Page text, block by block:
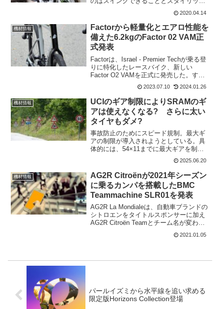
ュなこと。使わない時には、折りたため
るのも良い所だ。壁に穴をあけないとい
けないので、ちょっと設置場所は考えな
いといけない。...
2020.04.14
機材情報
Factorから軽量化とエアロ性能を
備えた6.2kgのFactor 02 VAM正
式発表
Factorは、Israel - Premier Techが乗る登
りに特化したレースバイク、新しい
Factor O2 VAMを正式に発売した。すで
にユーロバイクの展示で7月10日と予告。
さらにツール・ド・フランスでIsrael -
Prem...
2023.07.10 2024.01.26
機材情報
UCIのギア制限によりSRAMのギ
アは使えなくなる? さらに太い
タイヤもダメ?
事故防止のためにスピード規制。最大ギ
アの制限が導入されようとしている。具
体的には、54×11までに最大ギアを制限
しようとするものだ。UCIは、8月からレ
ースで実際にテスト。自転車競技の安全
性促進を任務とする独立組織SafeRが検
証するという...
2025.06.20
機材情報
AG2R Citroënが2021年シーズン
に乗るカンパを搭載したBMC
Teammachine SLR01を発表
AG2R La Mondialeは、自動車ブランドの
シトロエンをタイトルスポンサーに加え
AG2R Citroën Teamとチーム名が変わっ
た。バイクスポンサーも、メルクスから
BMCに変更となる。AG2R Citroën Team
2021.01.05
パールイズミから水平線を追い求める
限定版Horizons Collection登場